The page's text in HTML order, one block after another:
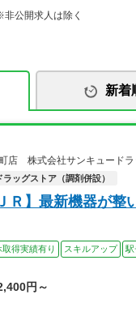
公開求人は除く
新着
店 株式会社サンキュードラ
ラッグストア（調剤併設）
Ｒ】最新機器が
得実績有り スキルアップ 駅
円～